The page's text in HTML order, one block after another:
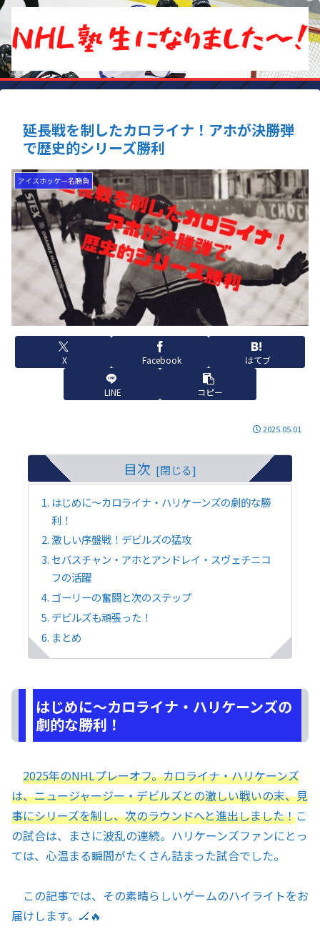
延長戦を制したカロライナ！アホが決勝弾
で歴史的シリーズ勝利
アイスホッケー名勝負
X Facebook はてブ
LINE コピー
2025.05.01
目次
はじめに～カロライナ・ハリケーンズの劇的な勝
利！
激しい序盤戦！デビルズの猛攻
セバスチャン・アホとアンドレイ・スヴェチニコ
フの活躍
ゴーリーの奮闘と次のステップ
デビルズも頑張った！
まとめ
はじめに～カロライナ・ハリケーンズの
劇的な勝利！
2025年のNHLプレーオフ。カロライナ・ハリケーンズ
は、ニュージャージー・デビルズとの激しい戦いの末、見
事にシリーズを制し、次のラウンドへと進出しました！こ
の試合は、まさに波乱の連続。ハリケーンズファンにとっ
ては、心温まる瞬間がたくさん詰まった試合でした。
この記事では、その素晴らしいゲームのハイライトをお
届けします。🏒🔥